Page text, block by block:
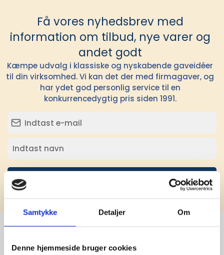
Samtykke Detaljer Om
Denne hjemmeside bruger cookies
Få vores nyhedsbrev med
information om tilbud, nye varer og
andet godt
Kæmpe udvalg i klassiske og nyskabende gaveidéer
til din virksomhed. Vi kan det der med firmagaver, og
har ydet god personlig service til en
konkurrencedygtig pris siden 1991.